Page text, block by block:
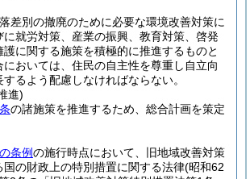
差別の撤廃のために必要な環境改善対策に
に就労対策、産業の振興、教育対策、啓発
に関する施策を積極的に推進するものと
においては、住民の自主性を尊重し自立向
するよう配慮しなければならない。
進)
の諸施策を推進するため、総合計画を策定
条例の施行時点において、旧地域改善対策
国の財政上の特別措置に関する法律(昭和62